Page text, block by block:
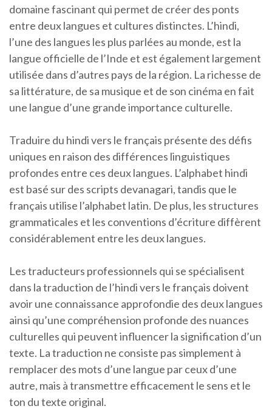
domaine fascinant qui permet de créer des ponts
entre deux langues et cultures distinctes. L’hindi,
l’une des langues les plus parlées au monde, est la
langue officielle de l’Inde et est également largement
utilisée dans d’autres pays de la région. La richesse de
sa littérature, de sa musique et de son cinéma en fait
une langue d’une grande importance culturelle.
Traduire du hindi vers le français présente des défis
uniques en raison des différences linguistiques
profondes entre ces deux langues. L’alphabet hindi
est basé sur des scripts devanagari, tandis que le
français utilise l’alphabet latin. De plus, les structures
grammaticales et les conventions d’écriture diffèrent
considérablement entre les deux langues.
Les traducteurs professionnels qui se spécialisent
dans la traduction de l’hindi vers le français doivent
avoir une connaissance approfondie des deux langues
ainsi qu’une compréhension profonde des nuances
culturelles qui peuvent influencer la signification d’un
texte. La traduction ne consiste pas simplement à
remplacer des mots d’une langue par ceux d’une
autre, mais à transmettre efficacement le sens et le
ton du texte original.